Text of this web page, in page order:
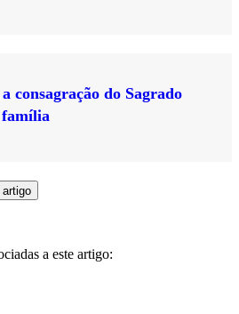
consagração do Sagrado
a este artigo: